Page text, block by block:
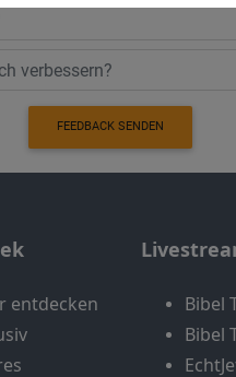
FEEDBACK SENDEN
entdecken
Bibel
Bibel